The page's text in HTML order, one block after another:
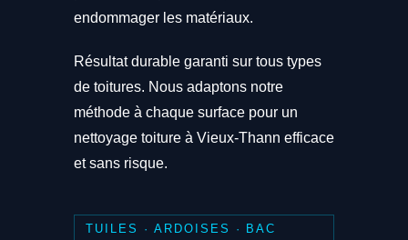
endommager les matériaux.
Résultat durable garanti sur tous types
de toitures. Nous adaptons notre
méthode à chaque surface pour un
nettoyage toiture à Vieux-Thann efficace
et sans risque.
TUILES · ARDOISES · BAC